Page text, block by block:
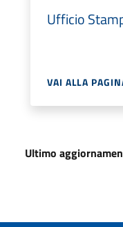
Ufficio
VAI ALLA
Ultimo